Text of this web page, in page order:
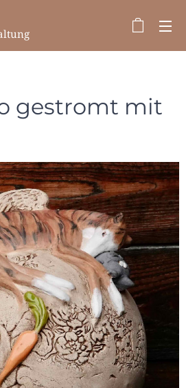
Hell
gestromt mit